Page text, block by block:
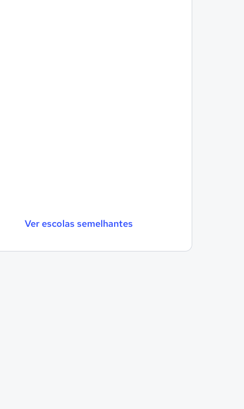
Ver escolas semelhantes